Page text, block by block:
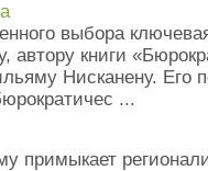
выбора
автору книги
Нисканену. Его
...
примыкает